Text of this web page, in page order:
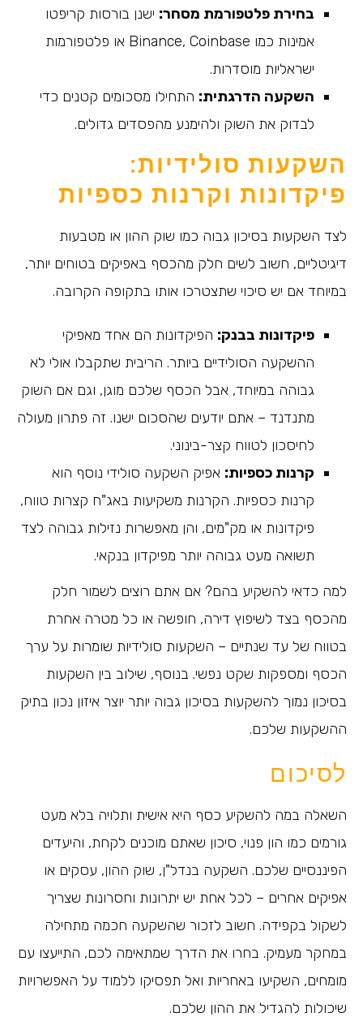
בחירת פלטפורמת מסחר: ישנן בורסות קריפטו
אמינות כמו Binance, Coinbase או פלטפורמות
ישראליות מוסדרות.
השקעה הדרגתית: התחילו מסכומים קטנים כדי
לבדוק את השוק ולהימנע מהפסדים גדולים.
השקעות סולידיות:
פיקדונות וקרנות כספיות
לצד השקעות בסיכון גבוה כמו שוק ההון או מטבעות
דיגיטליים, חשוב לשים חלק מהכסף באפיקים בטוחים יותר,
במיוחד אם יש סיכוי שתצטרכו אותו בתקופה הקרובה.
פיקדונות בבנק: הפיקדונות הם אחד מאפיקי
ההשקעה הסולידיים ביותר. הריבית שתקבלו אולי לא
גבוהה במיוחד, אבל הכסף שלכם מוגן, וגם אם השוק
מתנדנד – אתם יודעים שהסכום ישנו. זה פתרון מעולה
לחיסכון לטווח קצר-בינוני.
קרנות כספיות: אפיק השקעה סולידי נוסף הוא
קרנות כספיות. הקרנות משקיעות באג"ח קצרות טווח,
פיקדונות או מק"מים, והן מאפשרות נזילות גבוהה לצד
תשואה מעט גבוהה יותר מפיקדון בנקאי.
למה כדאי להשקיע בהם? אם אתם רוצים לשמור חלק
מהכסף בצד לשיפוץ דירה, חופשה או כל מטרה אחרת
בטווח של עד שנתיים – השקעות סולידיות שומרות על ערך
הכסף ומספקות שקט נפשי. בנוסף, שילוב בין השקעות
בסיכון נמוך להשקעות בסיכון גבוה יותר יוצר איזון נכון בתיק
ההשקעות שלכם.
לסיכום
השאלה במה להשקיע כסף היא אישית ותלויה בלא מעט
גורמים כמו הון פנוי, סיכון שאתם מוכנים לקחת, והיעדים
הפיננסיים שלכם. השקעה בנדל"ן, שוק ההון, עסקים או
אפיקים אחרים – לכל אחת יש יתרונות וחסרונות שצריך
לשקול בקפידה. חשוב לזכור שהשקעה חכמה מתחילה
במחקר מעמיק. בחרו את הדרך שמתאימה לכם, התייעצו עם
מומחים, השקיעו באחריות ואל תפסיקו ללמוד על האפשרויות
שיכולות להגדיל את ההון שלכם.